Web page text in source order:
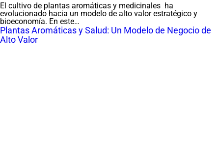
El cultivo de plantas aromáticas y medicinales ha
evolucionado hacia un modelo de alto valor estratégico y
bioeconomía. En este…
Plantas Aromáticas y Salud: Un Modelo de Negocio de
Alto Valor